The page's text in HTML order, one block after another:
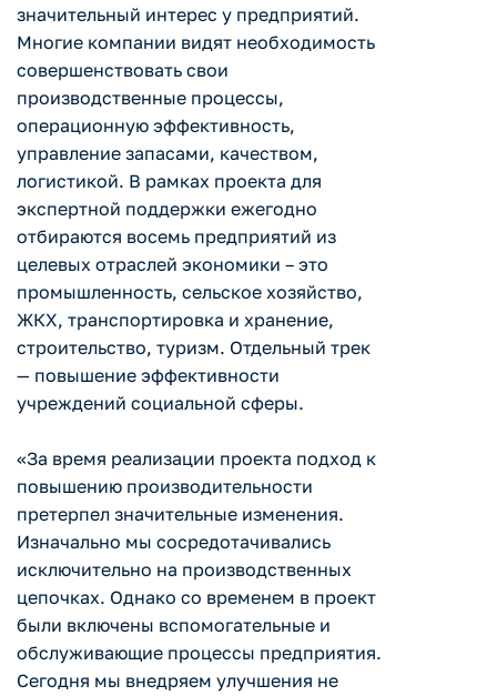
значительный интерес у предприятий.
Многие компании видят необходимость
совершенствовать свои
производственные процессы,
операционную эффективность,
управление запасами, качеством,
логистикой. В рамках проекта для
экспертной поддержки ежегодно
отбираются восемь предприятий из
целевых отраслей экономики – это
промышленность, сельское хозяйство,
ЖКХ, транспортировка и хранение,
строительство, туризм. Отдельный трек
— повышение эффективности
учреждений социальной сферы.
«За время реализации проекта подход к
повышению производительности
претерпел значительные изменения.
Изначально мы сосредотачивались
исключительно на производственных
цепочках. Однако со временем в проект
были включены вспомогательные и
обслуживающие процессы предприятия.
Сегодня мы внедряем улучшения не